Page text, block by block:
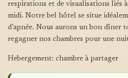
respirations et de visualisations liés à
midi. Notre bel hôtel se situe
d’apnée. Nous aurons un bon dîner
regagner nos chambres pour une
Hebergement: chambre à partager